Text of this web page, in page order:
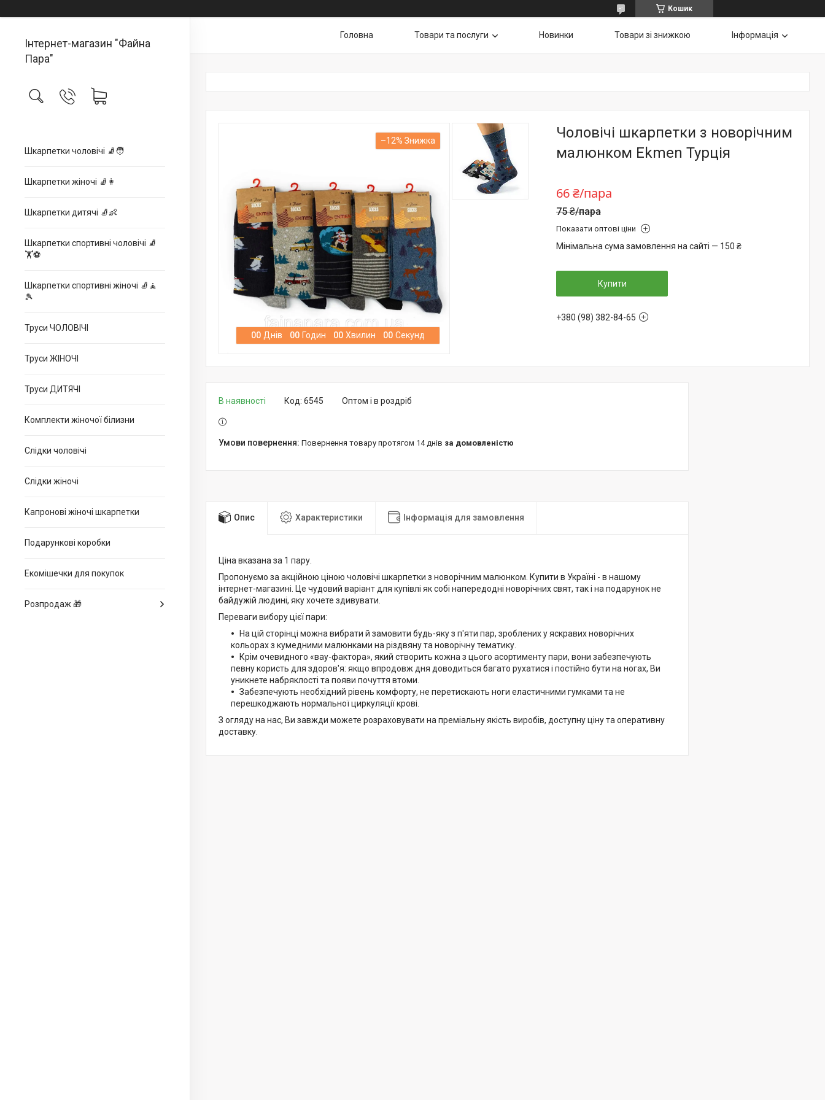
Кошик
Інтернет-магазин "Файна
Пара"
Шкарпетки чоловічі 🧦🧑
Шкарпетки жіночі 🧦👩
Шкарпетки дитячі 🧦👶
Шкарпетки спортивні чоловічі 🧦
🏋⚽
Шкарпетки спортивні жіночі 🧦🧘
🎾
Труси ЧОЛОВІЧІ
Труси ЖІНОЧІ
Труси ДИТЯЧІ
Комплекти жіночої білизни
Слідки чоловічі
Слідки жіночі
Капронові жіночі шкарпетки
Подарункові коробки
Екомішечки для покупок
Розпродаж 🎁
Головна Товари та послуги Новинки Товари зі знижкою Інформація
–12%
00 Днів 00 Годин 00 Хвилин 00 Секунд
Чоловічі шкарпетки з новорічним
малюнком Ekmen Турція
75 ₴/пара
66 ₴/пара
Показати оптові ціни
Мінімальна сума замовлення на сайті — 150 ₴
Купити
+380 (98) 382-84-65
В наявності Оптом і в роздріб
Код: 6545
повернення товару протягом 14 днів за домовленістю
Опис Характеристики Інформація для замовлення
Ціна вказана за 1 пару.
Пропонуємо за акційною ціною чоловічі шкарпетки з новорічним малюнком. Купити в Україні - в нашому
інтернет-магазині. Це чудовий варіант для купівлі як собі напередодні новорічних свят, так і на подарунок не
байдужій людині, яку хочете здивувати.
Переваги вибору цієї пари:
На цій сторінці можна вибрати й замовити будь-яку з п'яти пар, зроблених у яскравих новорічних
кольорах з кумедними малюнками на різдвяну та новорічну тематику.
Крім очевидного «вау-фактора», який створить кожна з цього асортименту пари, вони забезпечують
певну користь для здоров'я: якщо впродовж дня доводиться багато рухатися і постійно бути на ногах, Ви
уникнете набряклості та появи почуття втоми.
Забезпечують необхідний рівень комфорту, не перетискають ноги еластичними гумками та не
перешкоджають нормальної циркуляції крові.
З огляду на нас, Ви завжди можете розраховувати на преміальну якість виробів, доступну ціну та оперативну
доставку.